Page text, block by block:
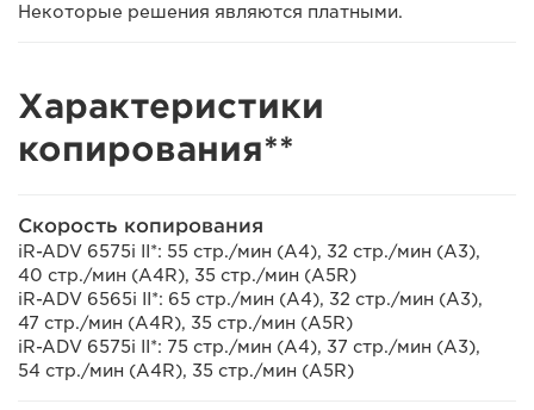
Некоторые решения являются платными.
Характеристики
копирования**
Скорость копирования
iR-ADV 6575i II*: 55 стр./мин (A4), 32 стр./мин (A3),
40 стр./мин (A4R), 35 стр./мин (A5R)
iR-ADV 6565i II*: 65 стр./мин (A4), 32 стр./мин (A3),
47 стр./мин (A4R), 35 стр./мин (A5R)
iR-ADV 6575i II*: 75 стр./мин (A4), 37 стр./мин (A3),
54 стр./мин (A4R), 35 стр./мин (A5R)